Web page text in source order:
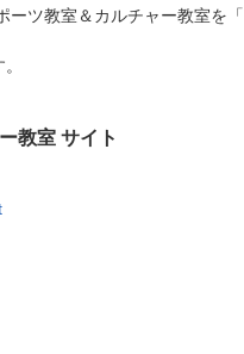
ーツ教室＆カルチャー教室を「
教室 サイト